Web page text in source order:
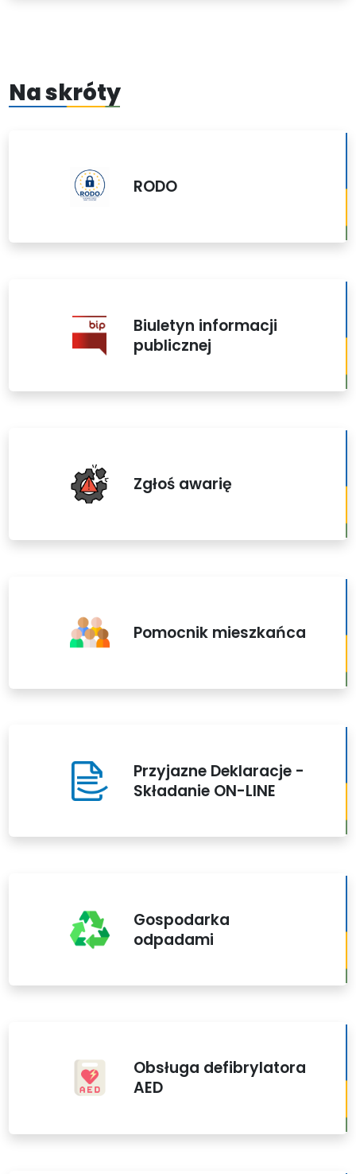
Na skróty
RODO
Biuletyn informacji
publicznej
Zgłoś awarię
Pomocnik mieszkańca
Przyjazne Deklaracje -
Składanie ON-LINE
Gospodarka
odpadami
Obsługa defibrylatora
AED